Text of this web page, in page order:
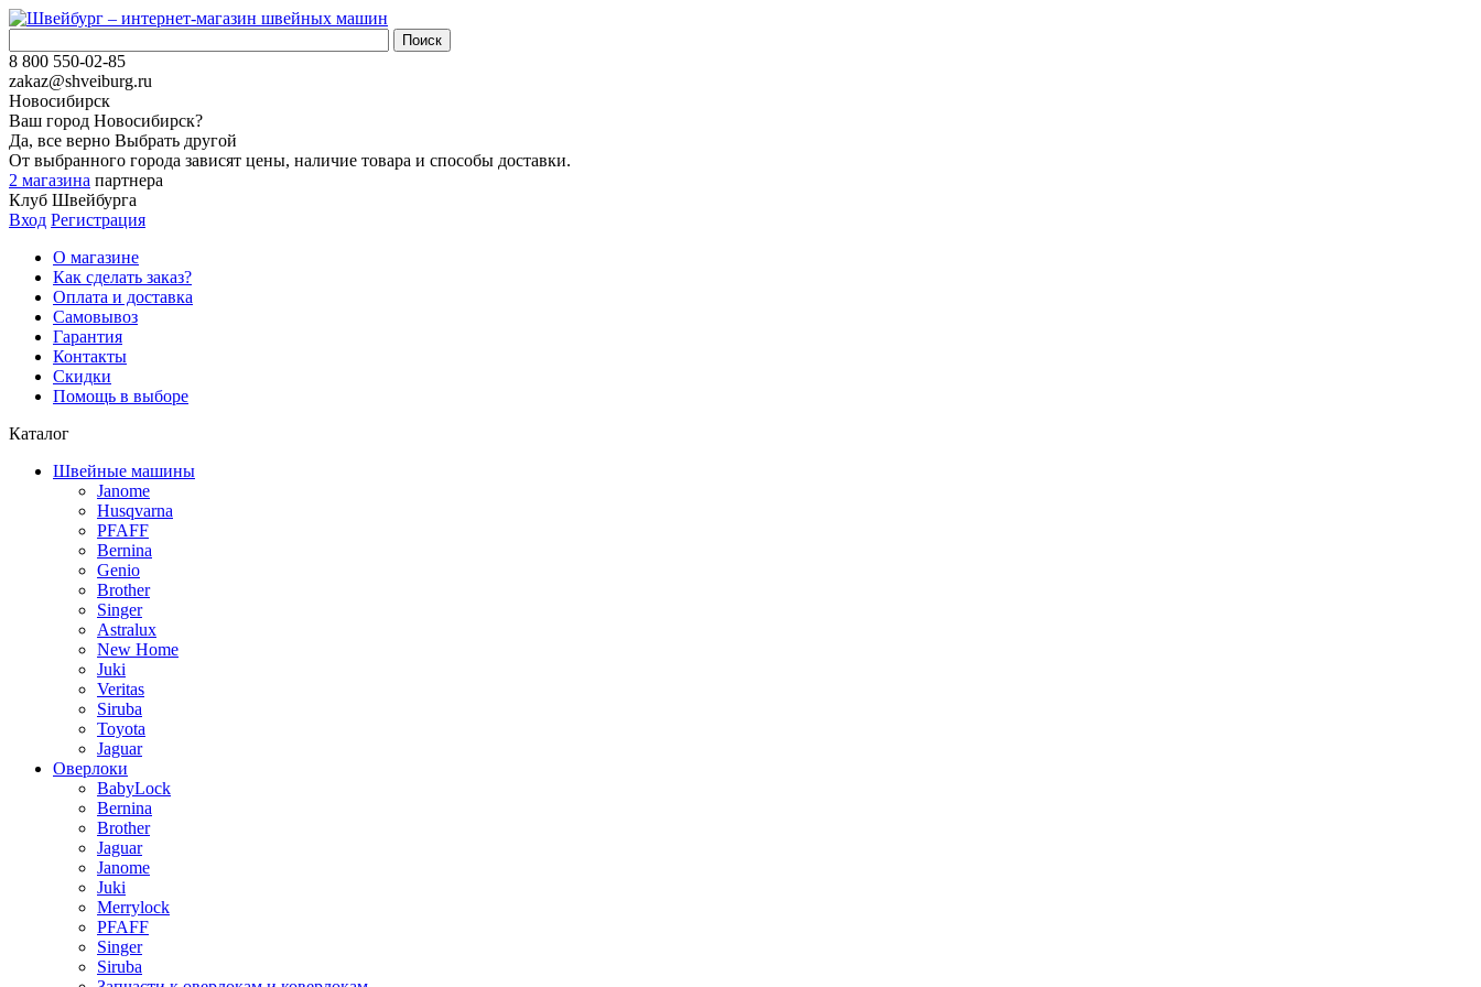
8 800 550-02-85
zakaz@shveiburg.ru
Новосибирск
Ваш город Новосибирск?
Да, все верно Выбрать другой
От выбранного города зависят цены, наличие товара и способы доставки.
2 магазина партнера
Клуб Швейбурга
Вход Регистрация
О магазине
Как сделать заказ?
Оплата и доставка
Самовывоз
Гарантия
Контакты
Скидки
Помощь в выборе
Каталог
Швейные машины
Janome
Husqvarna
PFAFF
Bernina
Genio
Brother
Singer
Astralux
New Home
Juki
Veritas
Siruba
Toyota
Jaguar
Оверлоки
BabyLock
Bernina
Brother
Jaguar
Janome
Juki
Merrylock
PFAFF
Singer
Siruba